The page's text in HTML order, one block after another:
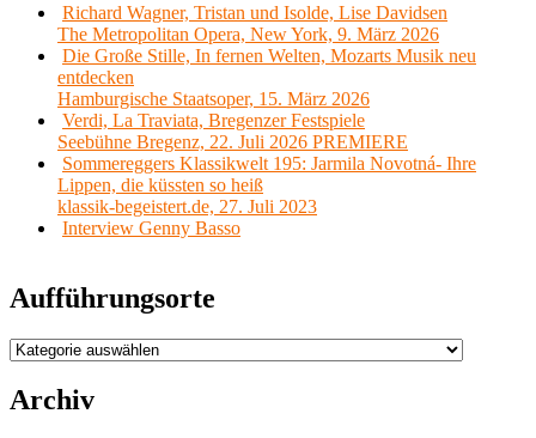
Richard Wagner, Tristan und Isolde, Lise Davidsen
The Metropolitan Opera, New York, 9. März 2026
Die Große Stille, In fernen Welten, Mozarts Musik neu
entdecken
Hamburgische Staatsoper, 15. März 2026
Verdi, La Traviata, Bregenzer Festspiele
Seebühne Bregenz, 22. Juli 2026 PREMIERE
Sommereggers Klassikwelt 195: Jarmila Novotná- Ihre
Lippen, die küssten so heiß
klassik-begeistert.de, 27. Juli 2023
Interview Genny Basso
Aufführungsorte
Aufführungsorte
Archiv